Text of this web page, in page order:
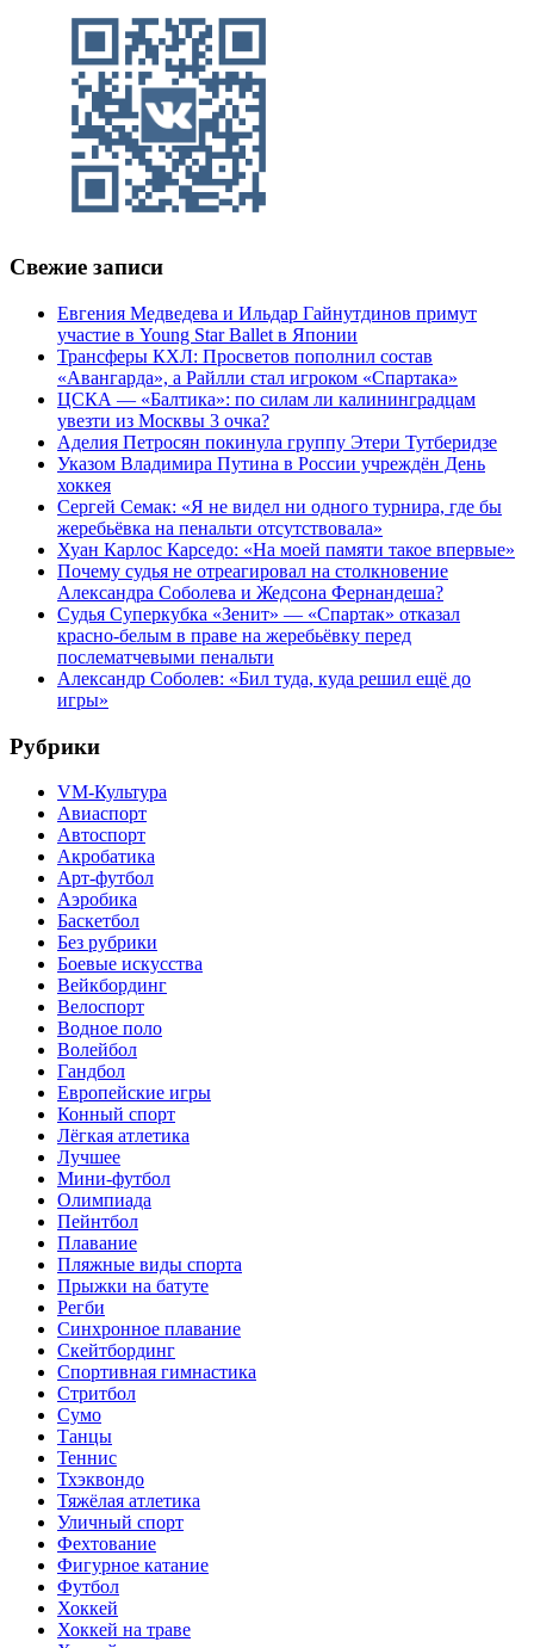
Свежие записи
Евгения Медведева и Ильдар Гайнутдинов примут
участие в Young Star Ballet в Японии
Трансферы КХЛ: Просветов пополнил состав
«Авангарда», а Райлли стал игроком «Спартака»
ЦСКА — «Балтика»: по силам ли калининградцам
увезти из Москвы 3 очка?
Аделия Петросян покинула группу Этери Тутберидзе
Указом Владимира Путина в России учреждён День
хоккея
Сергей Семак: «Я не видел ни одного турнира, где бы
жеребьёвка на пенальти отсутствовала»
Хуан Карлос Карседо: «На моей памяти такое впервые»
Почему судья не отреагировал на столкновение
Александра Соболева и Жедсона Фернандеша?
Судья Суперкубка «Зенит» — «Спартак» отказал
красно-белым в праве на жеребьёвку перед
послематчевыми пенальти
Александр Соболев: «Бил туда, куда решил ещё до
игры»
Рубрики
VM-Культура
Авиаспорт
Автоспорт
Акробатика
Арт-футбол
Аэробика
Баскетбол
Без рубрики
Боевые искусства
Вейкбординг
Велоспорт
Водное поло
Волейбол
Гандбол
Европейские игры
Конный спорт
Лёгкая атлетика
Лучшее
Мини-футбол
Олимпиада
Пейнтбол
Плавание
Пляжные виды спорта
Прыжки на батуте
Регби
Синхронное плавание
Скейтбординг
Спортивная гимнастика
Стритбол
Сумо
Танцы
Теннис
Тхэквондо
Тяжёлая атлетика
Уличный спорт
Фехтование
Фигурное катание
Футбол
Хоккей
Хоккей на траве